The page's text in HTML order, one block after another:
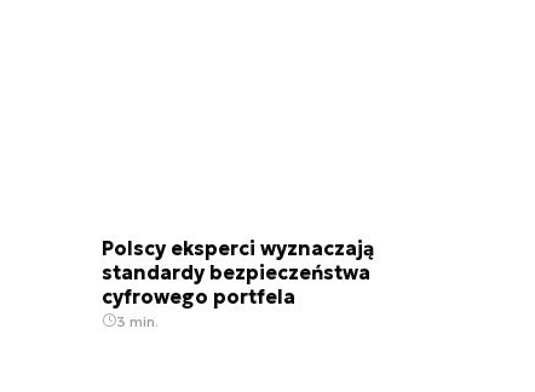
Polscy eksperci wyznaczają
standardy bezpieczeństwa
cyfrowego portfela
3 min.